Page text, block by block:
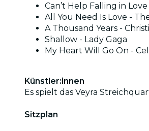
Can’t Help Falling in
All You Need Is Love -
A Thousand Years -
Shallow - Lady Gaga
My Heart Will Go On -
Künstler:innen
Es spielt das Veyra
Sitzplan